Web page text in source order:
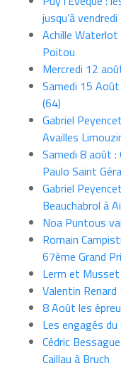
jusqu’à
Achille Waterlot
Poitou
Mercredi 12
Samedi 15
(64)
Gabriel
Availles
Samedi 8 août :
Paulo Saint
Gabriel
Beauchabrol à
Noa Puntous
Romain
67ème Grand
Lerm et
Valentin
8 Août les
Les engagés du
Cédric
Caillau à Bruch